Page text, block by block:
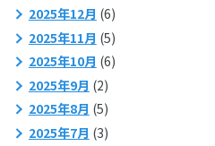
2025年12月 (6)
2025年11月 (5)
2025年10月 (6)
2025年9月 (2)
2025年8月 (5)
2025年7月 (3)